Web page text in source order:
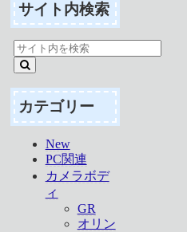
サイト内検索
カテゴリー
New
PC関連
カメラボデ
ィ
GR
オリン